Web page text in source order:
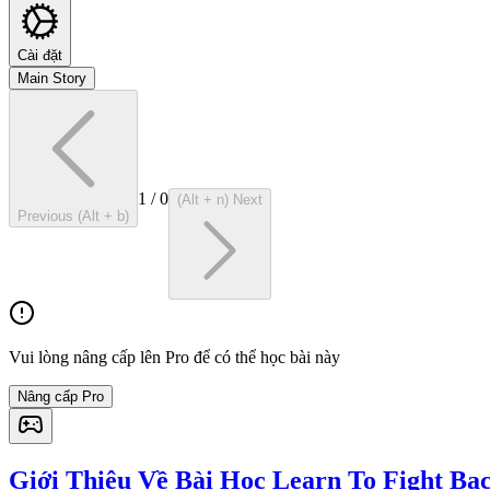
Cài đặt
Main Story
Previous (Alt + b)
1 /0 (Alt + n) Next
Vui lòng nâng cấp lên Pro để có thể học bài này
Nâng cấp Pro
Giới Thiệu Về Bài Học Learn To Fight